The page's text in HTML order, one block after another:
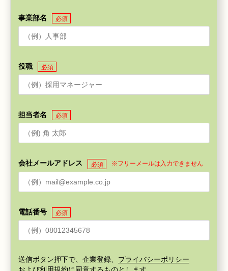
事業部名 必須
役職 必須
担当者名 必須
会社メールアドレス 必須 ※フリーメールは入力できません
電話番号 必須
送信ボタン押下で、企業登録、 プライバシーポリシー
および利用規約に同意するものとします。